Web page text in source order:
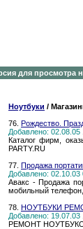
для просмотра
Ноутбуки /
76. Рождество.
Добавлено:
Каталог фирм,
PARTY.RU
77. Продажа
Добавлено:
Авакс - Продажа
мобильный
78. НОУТБУКИ
Добавлено:
РЕМОНТ